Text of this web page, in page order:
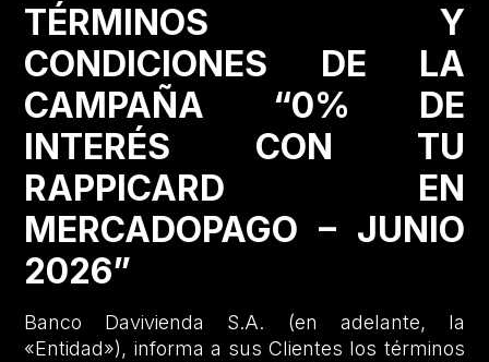
TÉRMINOS Y
CONDICIONES DE LA
CAMPAÑA “0% DE
INTERÉS CON TU
RAPPICARD EN
MERCADOPAGO – JUNIO
2026”
Banco Davivienda S.A. (en adelante, la
«Entidad»), informa a sus Clientes los términos